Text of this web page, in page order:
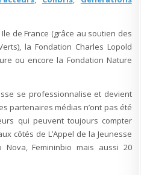
Ile de France (grâce au soutien des
la Fondation Charles Lopold
ou encore la Fondation Nature
se professionnalise et devient
partenaires médias n’ont pas été
qui peuvent toujours compter
côtés de L’Appel de la Jeunesse
Nova, Femininbio mais aussi 20